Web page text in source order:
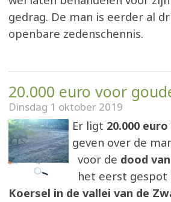
gedrag. De man is eerder al
openbare zedenschennis.
20.000 euro voor
Dinsdag 1 oktober 2019
Er ligt 20.000 euro
geven over de
voor de dood
het eerst gespot
Koersel in de vallei van de